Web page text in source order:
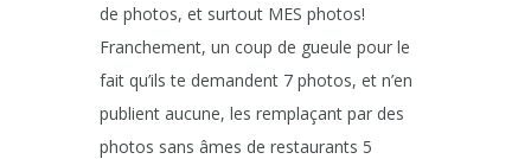
de photos, et surtout MES photos!
Franchement, un coup de gueule pour le
fait qu’ils te demandent 7 photos, et n’en
publient aucune, les remplaçant par des
photos sans âmes de restaurants 5